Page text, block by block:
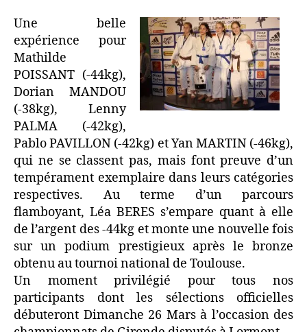
Une belle
expérience pour
Mathilde
POISSANT (-44kg),
Dorian MANDOU
(-38kg), Lenny
PALMA (-42kg),
Pablo PAVILLON (-42kg) et Yan MARTIN (-46kg),
qui ne se classent pas, mais font preuve d’un
tempérament exemplaire dans leurs catégories
respectives. Au terme d’un parcours
flamboyant, Léa BERES s’empare quant à elle
de l’argent des -44kg et monte une nouvelle fois
sur un podium prestigieux après le bronze
obtenu au tournoi national de Toulouse.
Un moment privilégié pour tous nos
participants dont les sélections officielles
débuteront Dimanche 26 Mars à l’occasion des